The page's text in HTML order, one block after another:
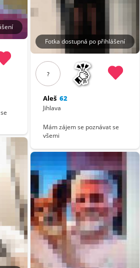
Fotka dostupná po přihlášení
?
Aleš 62
Jihlava
Mám zájem se poznávat se
všemi